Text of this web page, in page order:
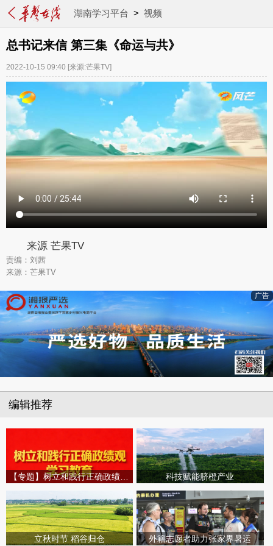
湖南学习平台 > 视频
总书记来信 第三集《命运与共》
2022-10-15 09:40 [来源:芒果TV]
来源 芒果TV
责编：刘茜
来源：芒果TV
广告
编辑推荐
科技赋能脐橙产业
立秋时节 稻谷归仓 外籍志愿者助力张家界暑运